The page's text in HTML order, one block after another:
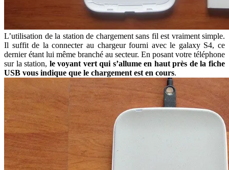
L’utilisation de la station de chargement sans fil est vraiment simple.
Il suffit de la connecter au chargeur fourni avec le galaxy S4, ce
dernier étant lui même branché au secteur. En posant votre téléphone
sur la station, le voyant vert qui s’allume en haut près de la fiche
USB vous indique que le chargement est en cours.